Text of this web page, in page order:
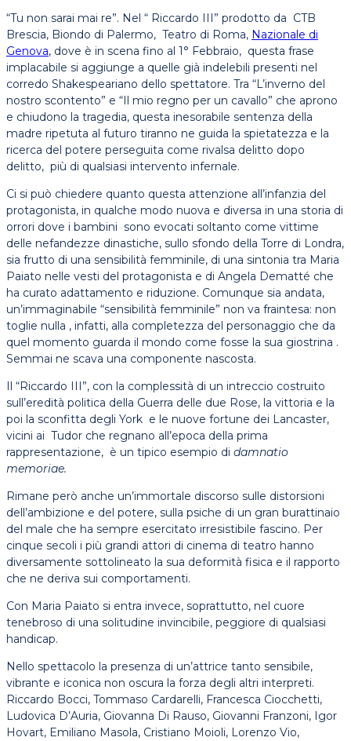
“Tu non sarai mai re”. Nel “ Riccardo III” prodotto da CTB
Brescia, Biondo di Palermo, Teatro di Roma, Nazionale di
Genova, dove è in scena fino al 1° Febbraio, questa frase
implacabile si aggiunge a quelle già indelebili presenti nel
corredo Shakespeariano dello spettatore. Tra “L’inverno del
nostro scontento” e “Il mio regno per un cavallo” che aprono
e chiudono la tragedia, questa inesorabile sentenza della
madre ripetuta al futuro tiranno ne guida la spietatezza e la
ricerca del potere perseguita come rivalsa delitto dopo
delitto, più di qualsiasi intervento infernale.
Ci si può chiedere quanto questa attenzione all’infanzia del
protagonista, in qualche modo nuova e diversa in una storia di
orrori dove i bambini sono evocati soltanto come vittime
delle nefandezze dinastiche, sullo sfondo della Torre di Londra,
sia frutto di una sensibilità femminile, di una sintonia tra Maria
Paiato nelle vesti del protagonista e di Angela Dematté che
ha curato adattamento e riduzione. Comunque sia andata,
un’immaginabile “sensibilità femminile” non va fraintesa: non
toglie nulla , infatti, alla completezza del personaggio che da
quel momento guarda il mondo come fosse la sua giostrina .
Semmai ne scava una componente nascosta.
Il “Riccardo III”, con la complessità di un intreccio costruito
sull’eredità politica della Guerra delle due Rose, la vittoria e la
poi la sconfitta degli York e le nuove fortune dei Lancaster,
vicini ai Tudor che regnano all’epoca della prima
rappresentazione, è un tipico esempio di damnatio
memoriae.
Rimane però anche un’immortale discorso sulle distorsioni
dell’ambizione e del potere, sulla psiche di un gran burattinaio
del male che ha sempre esercitato irresistibile fascino. Per
cinque secoli i più grandi attori di cinema di teatro hanno
diversamente sottolineato la sua deformità fisica e il rapporto
che ne deriva sui comportamenti.
Con Maria Paiato si entra invece, soprattutto, nel cuore
tenebroso di una solitudine invincibile, peggiore di qualsiasi
handicap.
Nello spettacolo la presenza di un’attrice tanto sensibile,
vibrante e iconica non oscura la forza degli altri interpreti.
Riccardo Bocci, Tommaso Cardarelli, Francesca Ciocchetti,
Ludovica D’Auria, Giovanna Di Rauso, Giovanni Franzoni, Igor
Hovart, Emiliano Masola, Cristiano Moioli, Lorenzo Vio,